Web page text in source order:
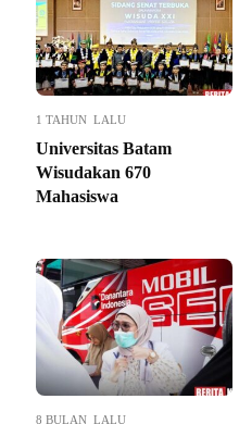
1 TAHUN LALU
Universitas Batam
Wisudakan 670
Mahasiswa
8 BULAN LALU